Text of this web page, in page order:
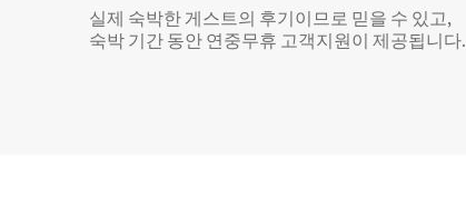
실제 숙박한 게스트의 후기이므로 믿을 수 있고,
숙박 기간 동안 연중무휴 고객지원이 제공됩니다.